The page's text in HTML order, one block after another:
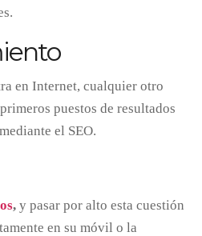
en Internet, cualquier otro
puestos de resultados
el SEO.
, y pasar por alto esta cuestión
en su móvil o la